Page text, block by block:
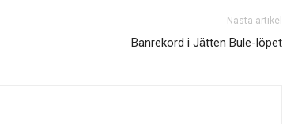
Nästa artikel
Banrekord i Jätten Bule-löpet